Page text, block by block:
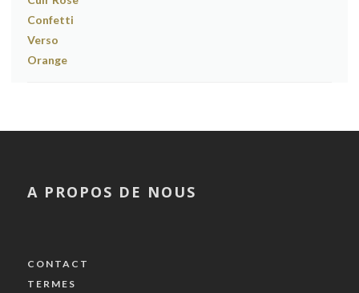
A PROPOS DE NOUS
CONTACT
TERMES